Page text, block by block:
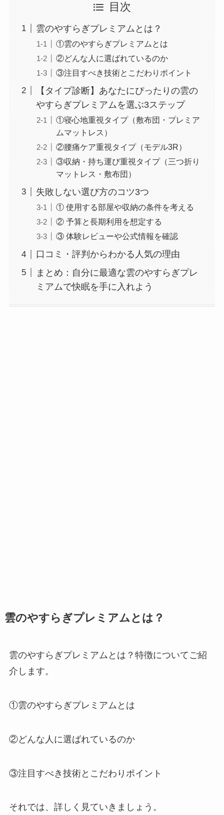
目次
雲のやすらぎプレミアムとは？
①雲のやすらぎプレミアムとは
②どんな人に選ばれているのか
③注目すべき技術とこだわりポイント
【タイプ診断】あなたにぴったりの雲の
やすらぎプレミアムを選ぶ3ステップ
①寝心地重視タイプ（敷布団・プレミア
ムマットレス）
②腰痛ケア重視タイプ（モデル3R）
③収納・持ち運び重視タイプ（三つ折り
マットレス・敷布団）
失敗しない選び方のコツ3つ
① 使用する部屋や収納の条件を考える
② 予算と長期利用を想定する
③ 体験レビューや公式情報を確認
口コミ・評判からわかる人気の理由
まとめ：自分に最適な雲のやすらぎプレ
ミアムで快眠を手に入れよう
雲のやすらぎプレミアムとは？
雲のやすらぎプレミアムとは？特徴についてご紹
介します。
①雲のやすらぎプレミアムとは
②どんな人に選ばれているのか
③注目すべき技術とこだわりポイント
それでは、詳しく見ていきましょう。